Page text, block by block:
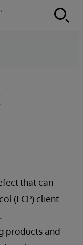
that can
(ECP) client
products and